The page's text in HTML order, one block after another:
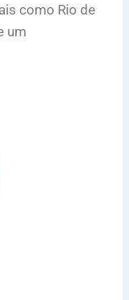
como Rio de
um